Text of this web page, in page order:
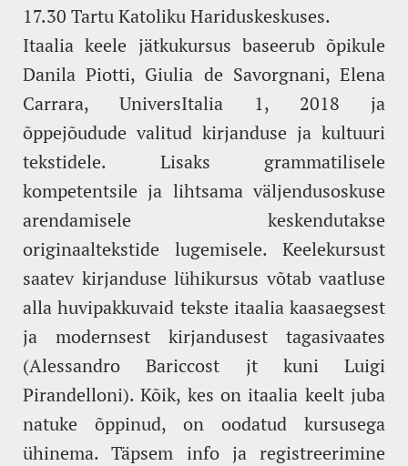
17.30 Tartu Katoliku Hariduskeskuses.
Itaalia keele jätkukursus baseerub õpikule
Danila Piotti, Giulia de Savorgnani, Elena
Carrara, UniversItalia 1, 2018 ja
õppejõudude valitud kirjanduse ja kultuuri
tekstidele. Lisaks grammatilisele
kompetentsile ja lihtsama väljendusoskuse
arendamisele keskendutakse
originaaltekstide lugemisele. Keelekursust
saatev kirjanduse lühikursus võtab vaatluse
alla huvipakkuvaid tekste itaalia kaasaegsest
ja modernsest kirjandusest tagasivaates
(Alessandro Bariccost jt kuni Luigi
Pirandelloni). Kõik, kes on itaalia keelt juba
natuke õppinud, on oodatud kursusega
ühinema. Täpsem info ja registreerimine